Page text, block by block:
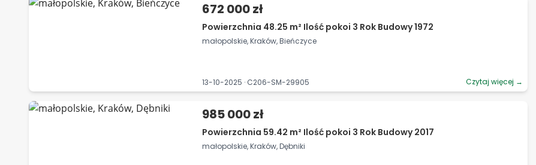
672 000 zł
Powierzchnia 48.25 m² Ilość pokoi 3 Rok Budowy 1972
małopolskie, Kraków, Bieńczyce
13-10-2025 · C206-SM-29905 Czytaj więcej →
985 000 zł
Powierzchnia 59.42 m² Ilość pokoi 3 Rok Budowy 2017
małopolskie, Kraków, Dębniki